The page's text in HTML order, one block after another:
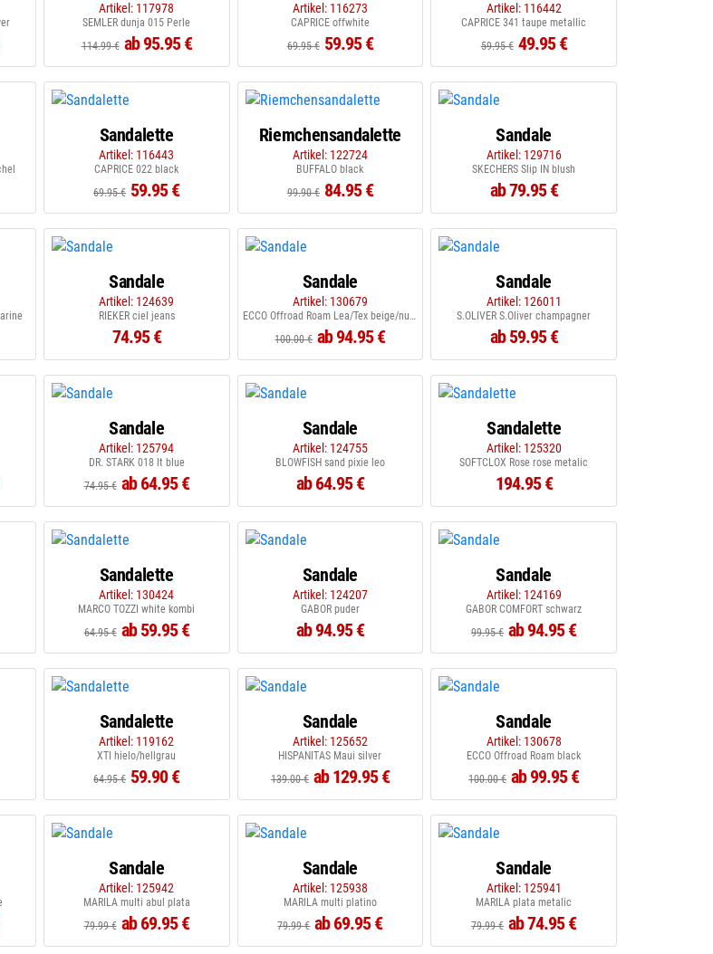
Artikel: 117978
SEMLER dunja 015 Perle
114.99 € ab 95.95 €
Artikel: 116273
CAPRICE offwhite
69.95 € 59.95 €
Artikel: 116442
CAPRICE 341 taupe metallic
59.95 € 49.95 €
Sandalette
Artikel: 116443
CAPRICE 022 black
69.95 € 59.95 €
Riemchensandalette
Artikel: 122724
BUFFALO black
99.90 € 84.95 €
Sandale
Artikel: 129716
SKECHERS Slip IN blush
ab 79.95 €
Sandale
Artikel: 124639
RIEKER ciel jeans
74.95 €
Sandale
Artikel: 130679
ECCO Offroad Roam Lea/Tex beige/nude
100.00 € ab 94.95 €
Sandale
Artikel: 126011
S.OLIVER S.Oliver champagner
ab 59.95 €
Sandale
Artikel: 125794
DR. STARK 018 lt blue
74.95 € ab 64.95 €
Sandale
Artikel: 124755
BLOWFISH sand pixie leo
ab 64.95 €
Sandalette
Artikel: 125320
SOFTCLOX Rose rose metalic
194.95 €
Sandalette
Artikel: 130424
MARCO TOZZI white kombi
64.95 € ab 59.95 €
Sandale
Artikel: 124207
GABOR puder
ab 94.95 €
Sandale
Artikel: 124169
GABOR COMFORT schwarz
99.95 € ab 94.95 €
Sandalette
Artikel: 119162
XTI hielo/hellgrau
64.95 € 59.90 €
Sandale
Artikel: 125652
HISPANITAS Maui silver
139.00 € ab 129.95 €
Sandale
Artikel: 130678
ECCO Offroad Roam black
100.00 € ab 99.95 €
Sandale
Artikel: 125942
MARILA multi abul plata
79.99 € ab 69.95 €
Sandale
Artikel: 125938
MARILA multi platino
79.99 € ab 69.95 €
Sandale
Artikel: 125941
MARILA plata metalic
79.99 € ab 74.95 €